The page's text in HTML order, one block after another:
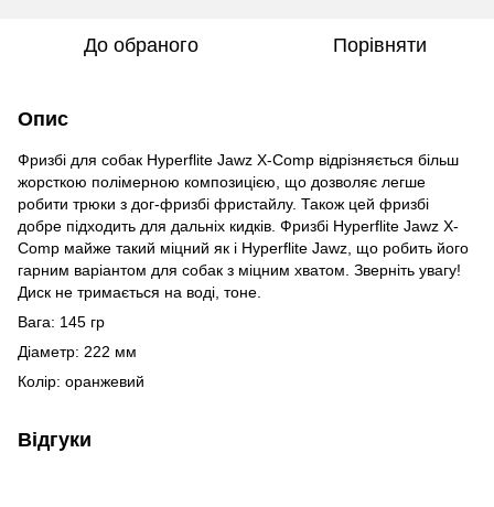
До обраного Порівняти
Опис
Фризбі для собак Hyperflite Jawz X-Comp відрізняється більш
жорсткою полімерною композицією, що дозволяє легше
робити трюки з дог-фризбі фристайлу. Також цей фризбі
добре підходить для дальніх кидків. Фризбі Hyperflite Jawz X-
Comp майже такий міцний як і Hyperflite Jawz, що робить його
гарним варіантом для собак з міцним хватом. Зверніть увагу!
Диск не тримається на воді, тоне.
Вага: 145 гр
Діаметр: 222 мм
Колір: оранжевий
Відгуки